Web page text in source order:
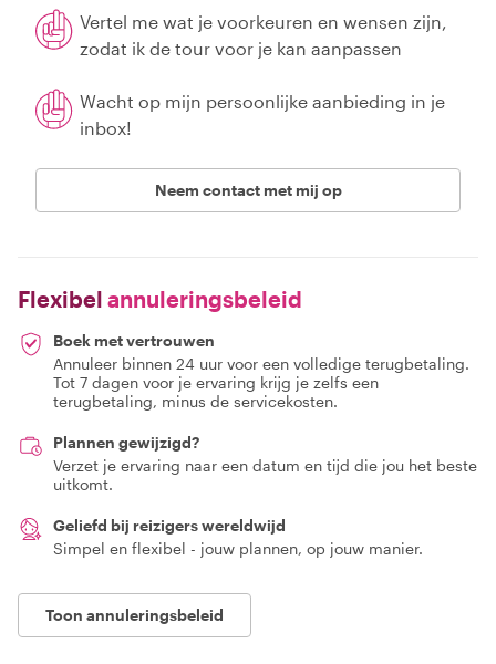
Vertel me wat je voorkeuren en wensen zijn,
zodat ik de tour voor je kan aanpassen
Wacht op mijn persoonlijke aanbieding in je
inbox!
Neem contact met mij op
Flexibel annuleringsbeleid
Boek met vertrouwen
Annuleer binnen 24 uur voor een volledige terugbetaling.
Tot 7 dagen voor je ervaring krijg je zelfs een
terugbetaling, minus de servicekosten.
Plannen gewijzigd?
Verzet je ervaring naar een datum en tijd die jou het beste
uitkomt.
Geliefd bij reizigers wereldwijd
Simpel en flexibel - jouw plannen, op jouw manier.
Toon annuleringsbeleid